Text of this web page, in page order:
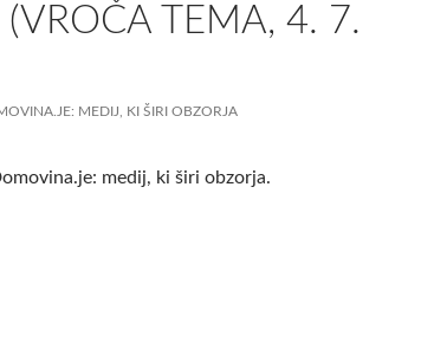
TEMA, 4. 7.
MEDIJ, KI ŠIRI OBZORJA
medij, ki širi obzorja.